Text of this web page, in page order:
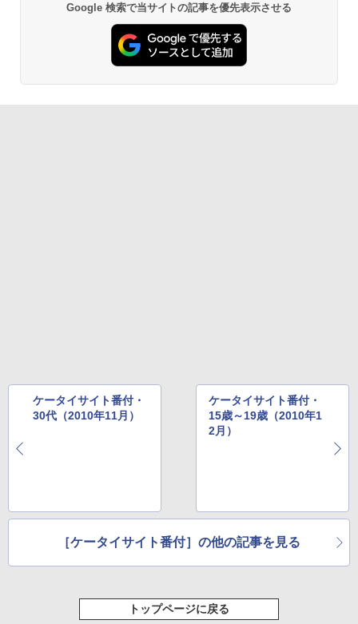
Google 検索で当サイトの記事を優先表示させる
ケータイサイト番付・
30代（2010年11月）
ケータイサイト番付・
15歳～19歳（2010年1
2月）
［ケータイサイト番付］の他の記事を見る
トップページに戻る